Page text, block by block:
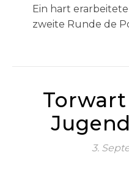
Ein hart
zweite Runde de
3.